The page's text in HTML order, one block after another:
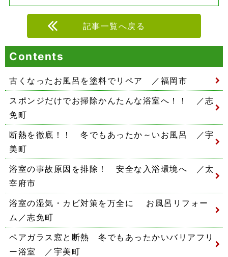
記事一覧へ戻る
Contents
古くなったお風呂を塗料でリペア ／福岡市
スポンジだけでお掃除かんたんな浴室へ！！ ／志
免町
断熱を徹底！！ 冬でもあったか～いお風呂 ／宇
美町
浴室の事故原因を排除！ 安全な入浴環境へ ／太
宰府市
浴室の湿気・カビ対策を万全に お風呂リフォー
ム／志免町
ペアガラス窓と断熱 冬でもあったかいバリアフリ
ー浴室 ／宇美町